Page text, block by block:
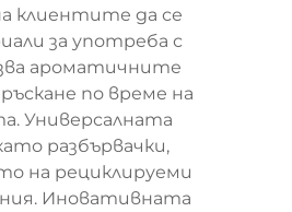
клиентите да се
за употреба с
ароматичните
по време на
Универсалната
разбървачки,
на рециклируеми
Иновативната